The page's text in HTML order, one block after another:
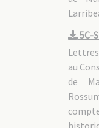
5C-
au
de